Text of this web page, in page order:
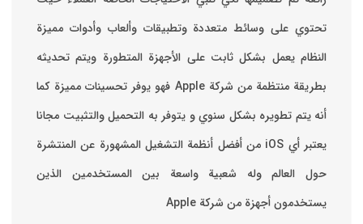
تحتوي على وسائط متعددة وتطبيقات وألعاب وأدوات مميزة
‏النظام يعمل بشكل ثابت على الأجهزة المتطورة ويتم تحديثه
بطريقة منتظمة من شركة Apple فهو يوفر تحسينات مميزة كما
أنه يتم تطويره بشكل سنوي و يتوفر به التحميل والتثبيت مجانا
‏يعتبر أي iOS من أفضل أنظمة التشغيل المشهورة عن المنتشرة
حول العالم وله شعبية واسعة بين المستخدمين الذين
يستخدمون أجهزة من شركة Apple